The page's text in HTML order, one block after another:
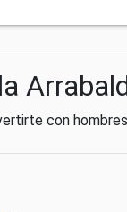
con